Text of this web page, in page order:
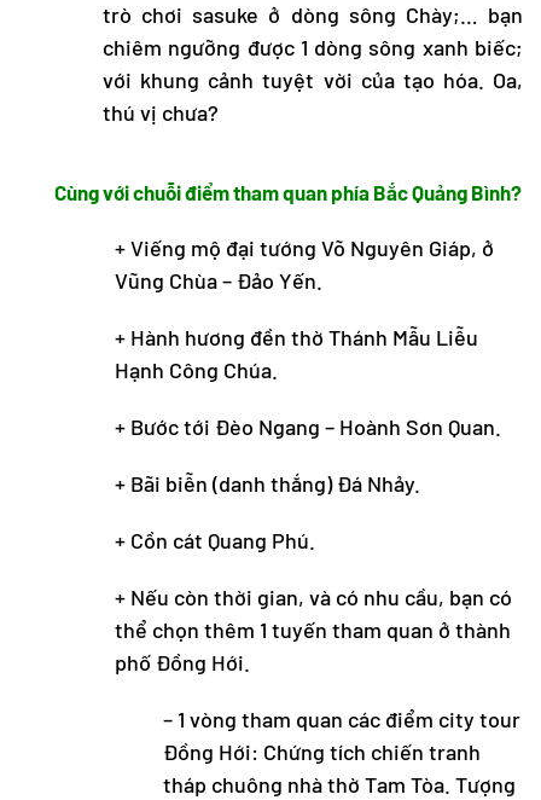
trò chơi sasuke ở dòng sông Chày;… bạn
chiêm ngưỡng được 1 dòng sông xanh biếc;
với khung cảnh tuyệt vời của tạo hóa. Oa,
thú vị chưa?
Cùng với chuỗi điểm tham quan phía Bắc Quảng Bình?
+ Viếng mộ đại tướng Võ Nguyên Giáp, ở
Vũng Chùa – Đảo Yến.
+ Hành hương đền thờ Thánh Mẫu Liễu
Hạnh Công Chúa.
+ Bước tới Đèo Ngang – Hoành Sơn Quan.
+ Bãi biễn (danh thắng) Đá Nhảy.
+ Cồn cát Quang Phú.
+ Nếu còn thời gian, và có nhu cầu, bạn có
thể chọn thêm 1 tuyến tham quan ở thành
phố Đồng Hới.
– 1 vòng tham quan các điểm city tour
Đồng Hới: Chứng tích chiến tranh
tháp chuông nhà thờ Tam Tòa. Tượng